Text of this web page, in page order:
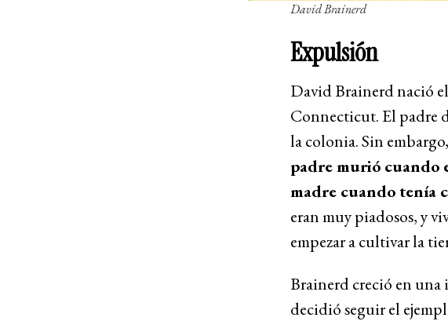
David Brainerd
Expulsión
David Brainerd nació
Connecticut. El padre
la colonia. Sin
padre murió cuando
madre cuando tenía
eran muy piadosos, y
empezar a cultivar la
Brainerd creció en una
decidió seguir el